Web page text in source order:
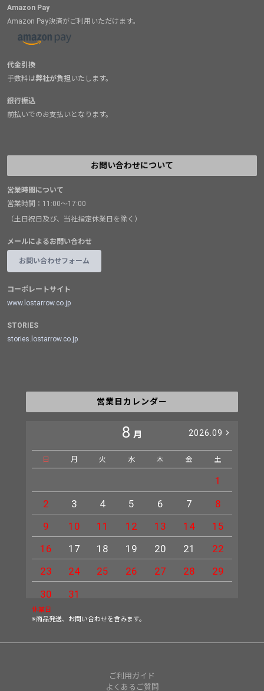
Amazon Pay
Amazon Pay決済がご利用いただけます。
代金引換
手数料は弊社が負担いたします。
銀行振込
前払いでのお支払いとなります。
お問い合わせについて
営業時間について
営業時間：11:00～17:00
（土日祝日及び、当社指定休業日を除く）
メールによるお問い合わせ
お問い合わせフォーム
コーポレートサイト
www.lostarrow.co.jp
STORIES
stories.lostarrow.co.jp
営業日カレンダー
8 月 2026.09
日 月 火 水 木 金 土
1
2
3 4 5 6 7
8
9
10 11 12 13 14
15
16
17 18 19 20 21
22
23
24 25 26 27 28
29
30
31
休業日
※商品発送、お問い合わせを含みます。
ご利用ガイド
よくあるご質問